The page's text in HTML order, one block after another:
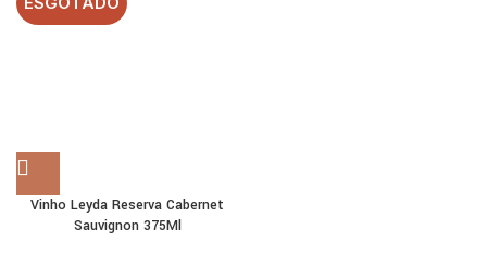
Vinho Leyda Reserva Cabernet
Sauvignon 375Ml